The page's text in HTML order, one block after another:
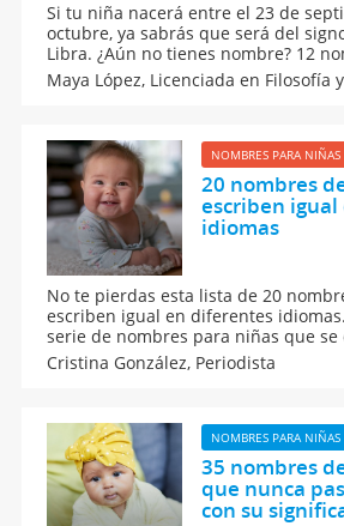
Si tu niña nacerá entre el 23 de
octubre, ya sabrás que será del
Libra. ¿Aún no tienes nombre? 12
que son Libra y que harán especial a
te contamos cómo son las niñas que
Maya López, Licenciada en Filosofía
NOMBRES PARA NIÑAS
20 nombres
escriben
idiomas
No te pierdas esta lista de 20
escriben igual en diferentes
serie de nombres para niñas que
francés, español, inglés, italiano y
de nombres femeninos que suenan
Cristina González, Periodista
NOMBRES PARA NIÑAS
35 nombres
que nunca
con su